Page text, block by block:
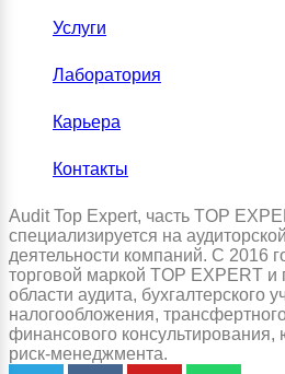
Услуги
Лаборатория
Карьера
Контакты
Audit Top Expert, часть TOP
специализируется на
деятельности компаний. С 2016
торговой маркой TOP EXPERT и
области аудита, бухгалтерского
налогообложения,
финансового консультирования,
риск-менеджмента.